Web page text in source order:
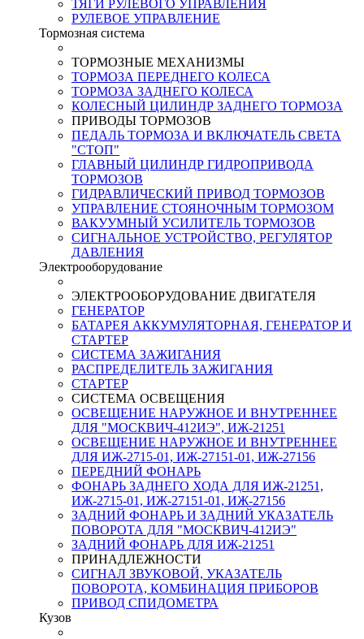
ТЯГИ РУЛЕВОГО УПРАВЛЕНИЯ
РУЛЕВОЕ УПРАВЛЕНИЕ
Тормозная система
ТОРМОЗНЫЕ МЕХАНИЗМЫ
ТОРМОЗА ПЕРЕДНЕГО КОЛЕСА
ТОРМОЗА ЗАДНЕГО КОЛЕСА
КОЛЕСНЫЙ ЦИЛИНДР ЗАДНЕГО ТОРМОЗА
ПРИВОДЫ ТОРМОЗОВ
ПЕДАЛЬ ТОРМОЗА И ВКЛЮЧАТЕЛЬ СВЕТА
"СТОП"
ГЛАВНЫЙ ЦИЛИНДР ГИДРОПРИВОДА
ТОРМОЗОВ
ГИДРАВЛИЧЕСКИЙ ПРИВОД ТОРМОЗОВ
УПРАВЛЕНИЕ СТОЯНОЧНЫМ ТОРМОЗОМ
ВАКУУМНЫЙ УСИЛИТЕЛЬ ТОРМОЗОВ
СИГНАЛЬНОЕ УСТРОЙСТВО, РЕГУЛЯТОР
ДАВЛЕНИЯ
Электрооборудование
ЭЛЕКТРООБОРУДОВАНИЕ ДВИГАТЕЛЯ
ГЕНЕРАТОР
БАТАРЕЯ АККУМУЛЯТОРНАЯ, ГЕНЕРАТОР И
СТАРТЕР
СИСТЕМА ЗАЖИГАНИЯ
РАСПРЕДЕЛИТЕЛЬ ЗАЖИГАНИЯ
СТАРТЕР
СИСТЕМА ОСВЕЩЕНИЯ
ОСВЕЩЕНИЕ НАРУЖНОЕ И ВНУТРЕННЕЕ
ДЛЯ "МОСКВИЧ-412ИЭ", ИЖ-21251
ОСВЕЩЕНИЕ НАРУЖНОЕ И ВНУТРЕННЕЕ
ДЛЯ ИЖ-2715-01, ИЖ-27151-01, ИЖ-27156
ПЕРЕДНИЙ ФОНАРЬ
ФОНАРЬ ЗАДНЕГО ХОДА ДЛЯ ИЖ-21251,
ИЖ-2715-01, ИЖ-27151-01, ИЖ-27156
ЗАДНИЙ ФОНАРЬ И ЗАДНИЙ УКАЗАТЕЛЬ
ПОВОРОТА ДЛЯ "МОСКВИЧ-412ИЭ"
ЗАДНИЙ ФОНАРЬ ДЛЯ ИЖ-21251
ПРИНАДЛЕЖНОСТИ
СИГНАЛ ЗВУКОВОЙ, УКАЗАТЕЛЬ
ПОВОРОТА, КОМБИНАЦИЯ ПРИБОРОВ
ПРИВОД СПИДОМЕТРА
Кузов